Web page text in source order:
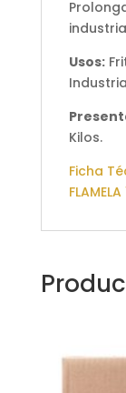
Usos:
Kilos.
Ficha
FLAMELA